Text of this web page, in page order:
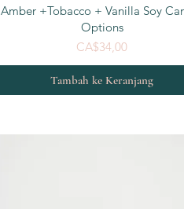
Tampilan Cepat
Amber +Tobacco + Vanilla Soy
Options
Harga
CA$34,00
Tambah ke Keranjang